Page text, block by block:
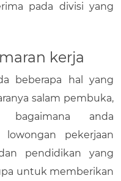
pada divisi yang
kerja
beberapa hal yang
salam pembuka,
bagaimana anda
pekerjaan
pendidikan yang
untuk memberikan